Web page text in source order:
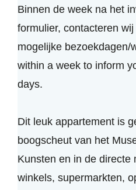
Binnen de week na het
formulier, contacteren
mogelijke bezoekdagen/
within a week to inform
days.
Dit leuk appartement is
boogscheut van het
Kunsten en in de directe
winkels, supermarkten,